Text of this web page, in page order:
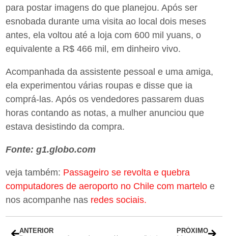
para postar imagens do que planejou. Após ser
esnobada durante uma visita ao local dois meses
antes, ela voltou até a loja com 600 mil yuans, o
equivalente a R$ 466 mil, em dinheiro vivo.
Acompanhada da assistente pessoal e uma amiga,
ela experimentou várias roupas e disse que ia
comprá-las. Após os vendedores passarem duas
horas contando as notas, a mulher anunciou que
estava desistindo da compra.
Fonte: g1.globo.com
veja também: Passageiro se revolta e quebra
computadores de aeroporto no Chile com martelo e
nos acompanhe nas redes sociais.
ANTERIOR PRÓXIMO